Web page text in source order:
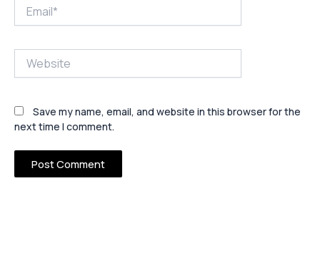
Save my name, email, and website in this browser for the
next time I comment.